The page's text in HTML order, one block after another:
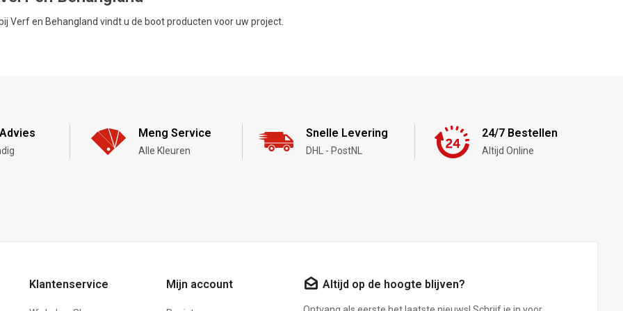
Verf en Behangland vindt u de boot producten voor uw project.
Meng Service
Alle Kleuren
Snelle Levering
DHL - PostNL
24/7 Bestellen
Altijd Online
Klantenservice Mijn account Altijd op de hoogte blijven?